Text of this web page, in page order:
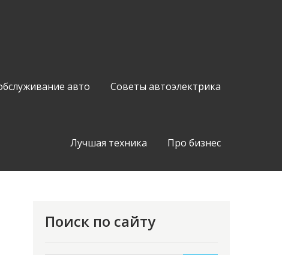
авто Советы автоэлектрика
Лучшая техника Про бизнес
Поиск по сайту